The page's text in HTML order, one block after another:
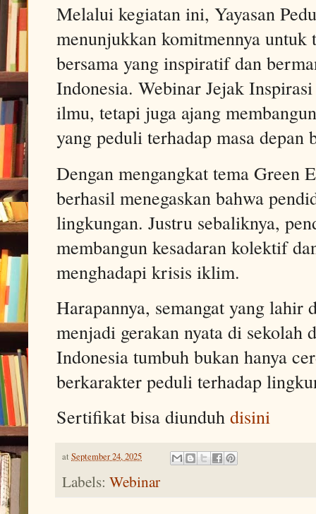
Melalui kegiatan ini, Yayasan
menunjukkan komitmennya
bersama yang inspiratif dan
Indonesia. Webinar Jejak
ilmu, tetapi juga ajang
yang peduli terhadap masa depan
Dengan mengangkat tema Green
berhasil menegaskan bahwa
lingkungan. Justru sebaliknya,
membangun kesadaran kolektif
menghadapi krisis iklim.
Harapannya, semangat yang
menjadi gerakan nyata di sekolah
Indonesia tumbuh bukan hanya
berkarakter peduli terhadap
Sertifikat bisa diunduh disini
at September 24, 2025
Labels: Webinar